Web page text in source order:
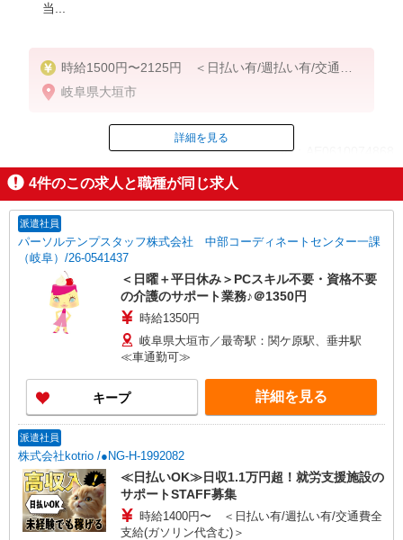
当...
時給1500円〜2125円 ＜日払い有/週払い有/交通費
全支給(ガソリン代含む)＞
岐阜県大垣市
ID：AE0610074868
掲載期間終了
詳細を見る
4件のこの求人と職種が同じ求人
派遣社員
パーソルテンプスタッフ株式会社 中部コーディネートセンター一課
（岐阜）/26-0541437
＜日曜＋平日休み＞PCスキル不要・資格不要
の介護のサポート業務♪＠1350円
時給1350円
岐阜県大垣市／最寄駅：関ケ原駅、垂井駅
≪車通勤可≫
キープ 詳細を見る
派遣社員
株式会社kotrio /●NG-H-1992082
≪日払いOK≫日収1.1万円超！就労支援施設の
サポートSTAFF募集
時給1400円〜 ＜日払い有/週払い有/交通費全
支給(ガソリン代含む)＞